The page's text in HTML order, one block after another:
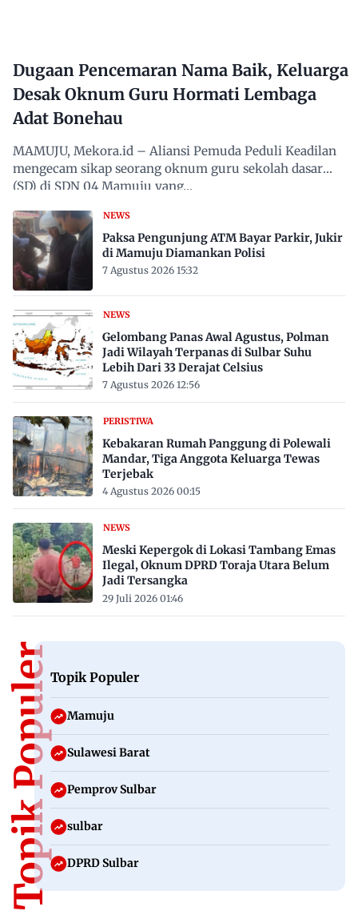
Dugaan Pencemaran Nama Baik, Keluarga
Desak Oknum Guru Hormati Lembaga
Adat Bonehau
MAMUJU, Mekora.id – Aliansi Pemuda Peduli Keadilan
mengecam sikap seorang oknum guru sekolah dasar
(SD) di SDN 04 Mamuju yang…
NEWS
Paksa Pengunjung ATM Bayar Parkir, Jukir
di Mamuju Diamankan Polisi
7 Agustus 2026 15:32
NEWS
Gelombang Panas Awal Agustus, Polman
Jadi Wilayah Terpanas di Sulbar Suhu
Lebih Dari 33 Derajat Celsius
7 Agustus 2026 12:56
PERISTIWA
Kebakaran Rumah Panggung di Polewali
Mandar, Tiga Anggota Keluarga Tewas
Terjebak
4 Agustus 2026 00:15
NEWS
Meski Kepergok di Lokasi Tambang Emas
Ilegal, Oknum DPRD Toraja Utara Belum
Jadi Tersangka
29 Juli 2026 01:46
Topik PopulerTopik Populer
Mamuju
Sulawesi Barat
Pemprov Sulbar
sulbar
DPRD Sulbar